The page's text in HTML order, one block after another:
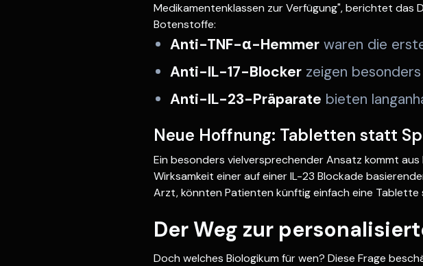
Medikamentenklassen zur Verfügung", berichtet
Botenstoffe:
Anti-TNF-α-Hemmer waren die
Anti-IL-17-Blocker zeigen
Anti-IL-23-Präparate bieten
Neue Hoffnung: Tabletten statt
Ein besonders vielversprechender Ansatz kommt
Wirksamkeit einer auf einer IL-23 Blockade
Arzt, könnten Patienten künftig einfach eine Tablette
Der Weg zur
Doch welches Biologikum für wen? Diese Frage